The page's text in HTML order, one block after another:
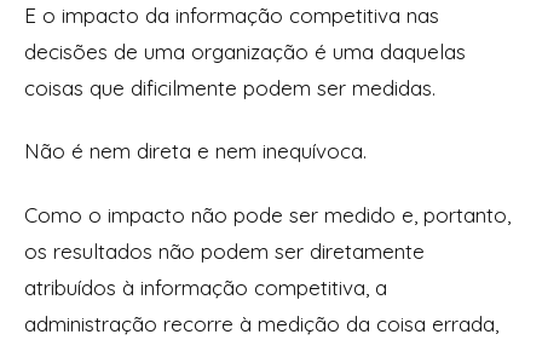
E o impacto da informação competitiva nas
decisões de uma organização é uma daquelas
coisas que dificilmente podem ser medidas.
Não é nem direta e nem inequívoca.
Como o impacto não pode ser medido e, portanto,
os resultados não podem ser diretamente
atribuídos à informação competitiva, a
administração recorre à medição da coisa errada,